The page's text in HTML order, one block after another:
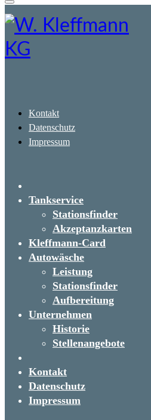
Kontakt
Datenschutz
Impressum
Tankservice
Stationsfinder
Akzeptanzkarten
Kleffmann-Card
Autowäsche
Leistung
Stationsfinder
Aufbereitung
Unternehmen
Historie
Stellenangebote
Kontakt
Datenschutz
Impressum